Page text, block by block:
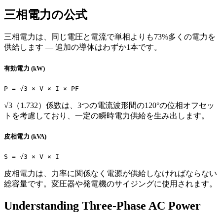
三相電力の公式
三相電力は、同じ電圧と電流で単相よりも73%多くの電力を
供給します — 追加の導体はわずか1本です。
有効電力 (kW)
P = √3 × V × I × PF
√3（1.732）係数は、3つの電流波形間の120°の位相オフセッ
トを考慮しており、一定の瞬時電力供給を生み出します。
皮相電力 (kVA)
S = √3 × V × I
皮相電力は、力率に関係なく電源が供給しなければならない
総容量です。変圧器や発電機のサイジングに使用されます。
Understanding Three-Phase AC Power